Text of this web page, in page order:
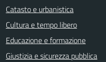
Catasto e urbanistica
Cultura e tempo libero
Educazione e formazione
Giustizia e sicurezza pubblica